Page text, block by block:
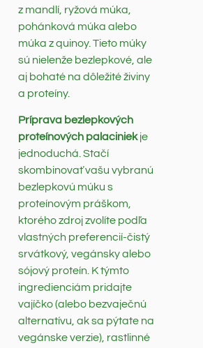
z mandlí, ryžová múka,
pohánková múka alebo
múka z quinoy. Tieto múky
sú nielenže bezlepkové, ale
aj bohaté na dôležité živiny
a proteíny.
Príprava bezlepkových
proteínových palaciniekje
jednoduchá. Stačí
skombinovať vašu vybranú
bezlepkovú múku s
proteínovým práškom,
ktorého zdroj zvolíte podľa
vlastných preferencií-čistý
srvátkový, vegánsky alebo
sójový proteín. K týmto
ingredienciám pridajte
vajíčko (alebo bezvaječnú
alternatívu, ak sa pýtate na
vegánske verzie), rastlinné